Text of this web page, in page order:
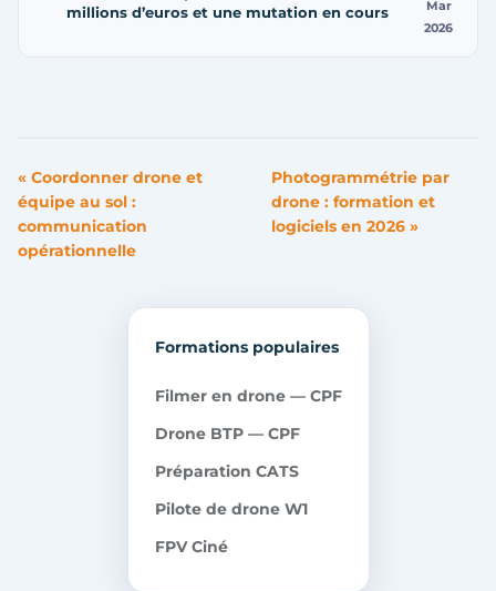
millions d’euros et une mutation en cours
Mar
2026
« Coordonner drone et
équipe au sol :
communication
opérationnelle
Photogrammétrie par
drone : formation et
logiciels en 2026 »
Formations populaires
Filmer en drone — CPF
Drone BTP — CPF
Préparation CATS
Pilote de drone W1
FPV Ciné